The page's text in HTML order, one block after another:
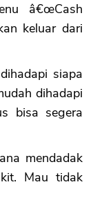
â€œCash
keluar dari
siapa
dihadapi
bisa segera
mendadak
Mau tidak